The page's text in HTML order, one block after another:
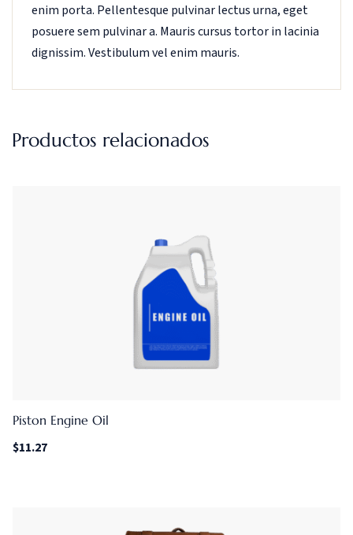
enim porta. Pellentesque pulvinar lectus urna, eget
posuere sem pulvinar a. Mauris cursus tortor in lacinia
dignissim. Vestibulum vel enim mauris.
Productos relacionados
Piston Engine Oil
$11.27